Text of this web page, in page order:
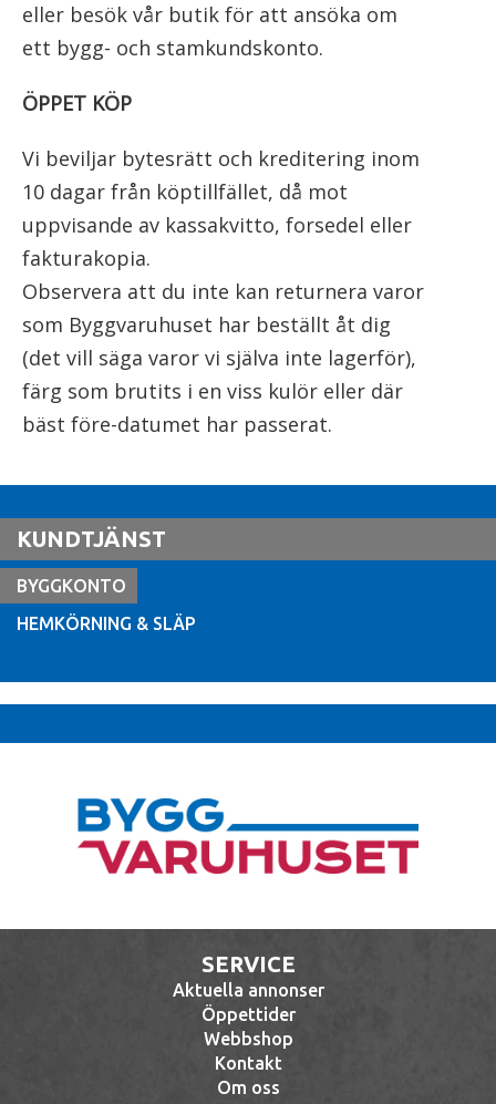
eller besök vår butik för att ansöka om
ett bygg- och stamkundskonto.
ÖPPET KÖP
Vi beviljar bytesrätt och kreditering inom
10 dagar från köptillfället, då mot
uppvisande av kassakvitto, forsedel eller
fakturakopia.
Observera att du inte kan returnera varor
som Byggvaruhuset har beställt åt dig
(det vill säga varor vi själva inte lagerför),
färg som brutits i en viss kulör eller där
bäst före-datumet har passerat.
KUNDTJÄNST
BYGGKONTO
HEMKÖRNING & SLÄP
SERVICE
Aktuella annonser
Öppettider
Webbshop
Kontakt
Om oss